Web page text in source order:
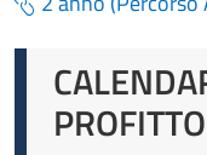
PROFITTO